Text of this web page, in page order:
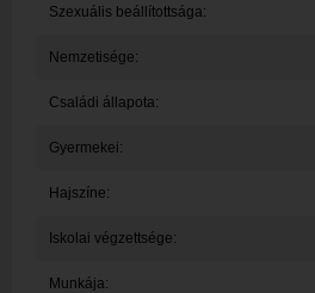
Szexuális beállítottsága:
Nemzetisége:
Családi állapota:
Gyermekei:
Hajszíne:
Iskolai végzettsége:
Munkája: